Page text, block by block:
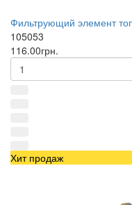
Фильтрующий элемент
105053
116.00грн.
Хит продаж